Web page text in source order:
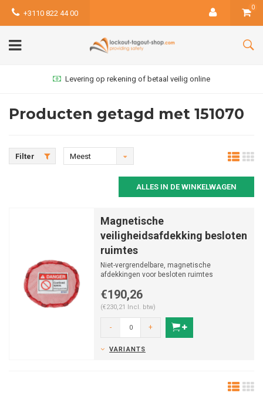
+3110 822 44 00
0
Levering op rekening of betaal veilig online
Producten getagd met 151070
Filter
Meest
ALLES IN DE WINKELWAGEN
Magnetische
veiligheidsafdekking besloten
ruimtes
Niet-vergrendelbare, magnetische
afdekkingen voor besloten ruimtes
€190,26
(€230,21 Incl. btw)
- +
VARIANTS